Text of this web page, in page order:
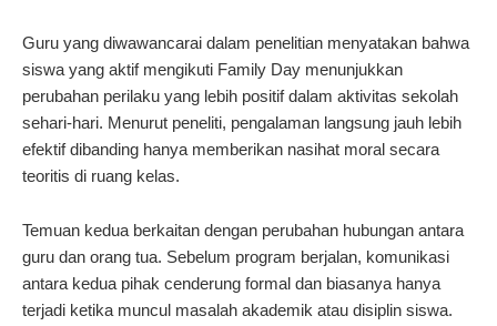
Guru yang diwawancarai dalam penelitian menyatakan bahwa
siswa yang aktif mengikuti Family Day menunjukkan
perubahan perilaku yang lebih positif dalam aktivitas sekolah
sehari-hari. Menurut peneliti, pengalaman langsung jauh lebih
efektif dibanding hanya memberikan nasihat moral secara
teoritis di ruang kelas.
Temuan kedua berkaitan dengan perubahan hubungan antara
guru dan orang tua. Sebelum program berjalan, komunikasi
antara kedua pihak cenderung formal dan biasanya hanya
terjadi ketika muncul masalah akademik atau disiplin siswa.